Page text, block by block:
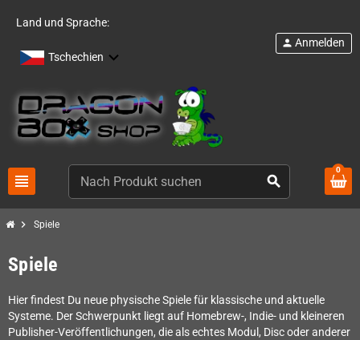
Land und Sprache:
Tschechien
view_headline search
person Anmelden
0
chevron_right Spiele
Spiele
Hier findest Du neue physische Spiele für klassische und aktuelle
Systeme. Der Schwerpunkt liegt auf Homebrew-, Indie- und kleineren
Publisher-Veröffentlichungen, die als echtes Modul, Disc oder anderer